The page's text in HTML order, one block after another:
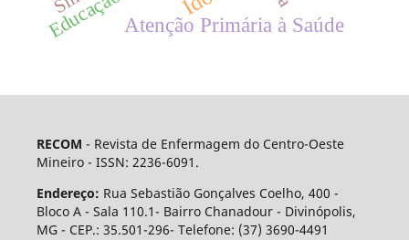
Atenção Primária à Saúde
RECOM - Revista de Enfermagem do Centro-Oeste
Mineiro - ISSN: 2236-6091.
Endereço: Rua Sebastião Gonçalves Coelho, 400 -
Bloco A - Sala 110.1- Bairro Chanadour - Divinópolis,
MG - CEP.: 35.501-296- Telefone: (37) 3690-4491